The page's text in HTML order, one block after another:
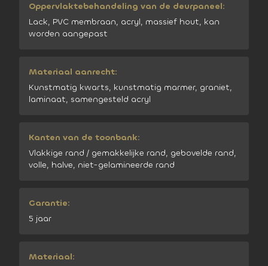
Oppervlaktebehandeling van de deurpaneel:
Lack, PVC membraan, acryl, massief hout, kan
worden aangepast
Materiaal aanrecht:
Kunstmatig kwarts, kunstmatig marmer, graniet,
laminaat, samengesteld acryl
Kanten van de toonbank:
Vlakkige rand / gemakkelijke rand, gebovelde rand,
volle, halve, niet-gelamineerde rand
Garantie:
5 jaar
Materiaal: